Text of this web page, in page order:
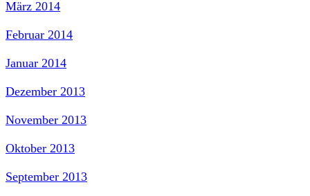
März 2014
Februar 2014
Januar 2014
Dezember 2013
November 2013
Oktober 2013
September 2013